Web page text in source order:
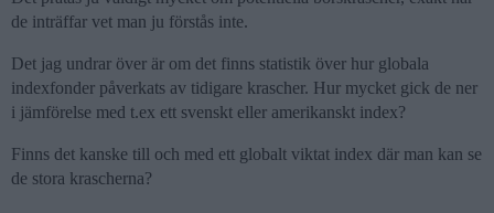
de inträffar vet man ju förstås inte.
Det jag undrar över är om det finns statistik över hur globala
indexfonder påverkats av tidigare krascher. Hur mycket gick de ner
i jämförelse med t.ex ett svenskt eller amerikanskt index?
Finns det kanske till och med ett globalt viktat index där man kan se
de stora krascherna?